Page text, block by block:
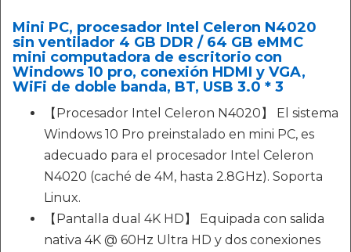
Mini PC, procesador Intel Celeron N4020
sin ventilador 4 GB DDR / 64 GB eMMC
mini computadora de escritorio con
Windows 10 pro, conexión HDMI y VGA,
WiFi de doble banda, BT, USB 3.0 * 3
【Procesador Intel Celeron N4020】 El sistema
Windows 10 Pro preinstalado en mini PC, es
adecuado para el procesador Intel Celeron
N4020 (caché de 4M, hasta 2.8GHz). Soporta
Linux.
【Pantalla dual 4K HD】 Equipada con salida
nativa 4K @ 60Hz Ultra HD y dos conexiones